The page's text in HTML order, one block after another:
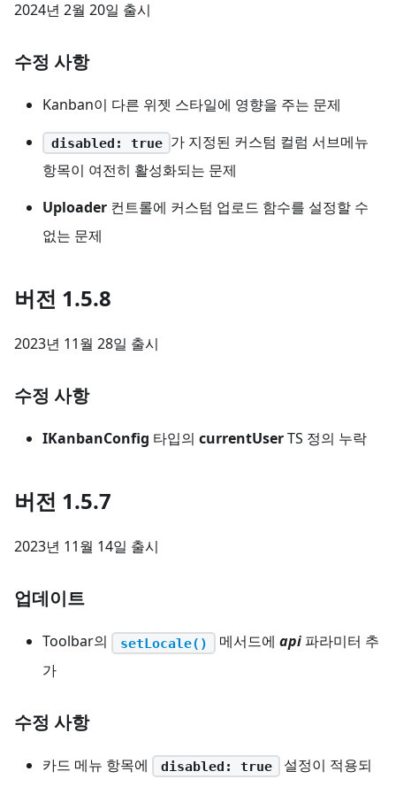
2024년 2월 20일 출시
수정 사항
Kanban이 다른 위젯 스타일에 영향을 주는 문제
disabled: true 가 지정된 커스텀 컬럼 서브메뉴
항목이 여전히 활성화되는 문제
Uploader 컨트롤에 커스텀 업로드 함수를 설정할 수
없는 문제
버전 1.5.8
2023년 11월 28일 출시
수정 사항
IKanbanConfig 타입의 currentUserTS 정의 누락
버전 1.5.7
2023년 11월 14일 출시
업데이트
Toolbar의 setLocale() 메서드에api 파라미터 추
가
수정 사항
카드 메뉴 항목에 disabled: true
설정이 적용되